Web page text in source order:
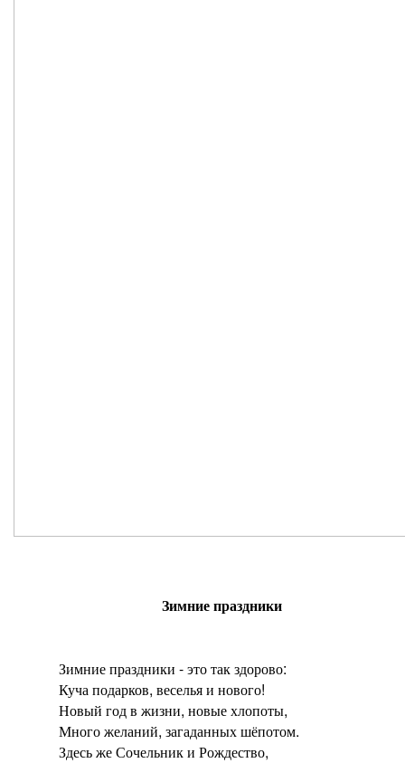
Зимние праздники
Зимние праздники - это так здорово:
Куча подарков, веселья и нового!
Новый год в жизни, новые хлопоты,
Много желаний, загаданных шёпотом.
Здесь же Сочельник и Рождество,